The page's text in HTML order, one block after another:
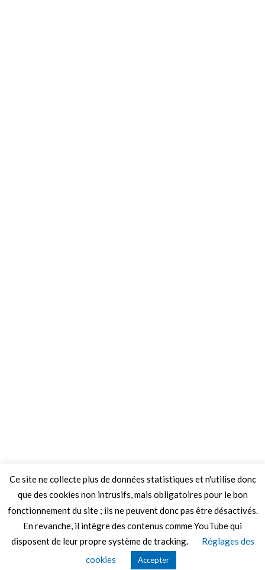
Thèmes Graphene
Ce site ne collecte plus de données statistiques et n'utilise donc
que des cookies non intrusifs, mais obligatoires pour le bon
fonctionnement du site ; ils ne peuvent donc pas être désactivés.
En revanche, il intègre des contenus comme YouTube qui
disposent de leur propre système de tracking.
Réglages des
cookies
Accepter